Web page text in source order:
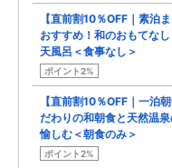
【直前割10％OFF｜素泊
おすすめ！和のおもてな
天風呂＜食事なし＞
ポイント2%
【直前割10％OFF｜一泊
だわりの和朝食と天然温
愉しむ＜朝食のみ＞
ポイント2%